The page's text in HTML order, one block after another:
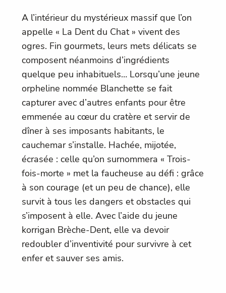
A l’intérieur du mystérieux massif que l’on
appelle « La Dent du Chat » vivent des
ogres. Fin gourmets, leurs mets délicats se
composent néanmoins d’ingrédients
quelque peu inhabituels… Lorsqu’une jeune
orpheline nommée Blanchette se fait
capturer avec d’autres enfants pour être
emmenée au cœur du cratère et servir de
dîner à ses imposants habitants, le
cauchemar s’installe. Hachée, mijotée,
écrasée : celle qu’on surnommera « Trois-
fois-morte » met la faucheuse au défi : grâce
à son courage (et un peu de chance), elle
survit à tous les dangers et obstacles qui
s’imposent à elle. Avec l’aide du jeune
korrigan Brèche-Dent, elle va devoir
redoubler d’inventivité pour survivre à cet
enfer et sauver ses amis.